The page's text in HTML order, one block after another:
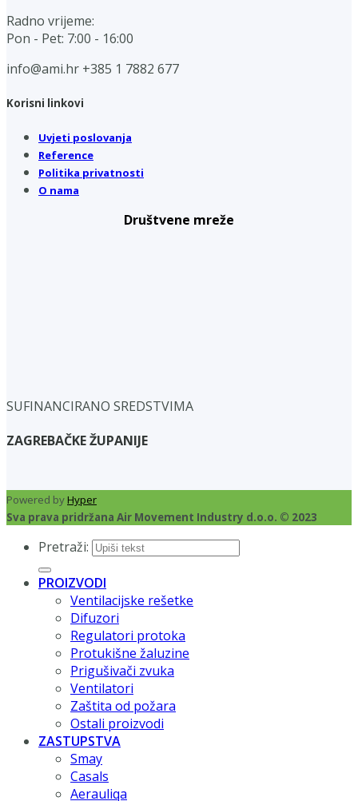
Radno vrijeme:
Pon - Pet: 7:00 - 16:00
info@ami.hr +385 1 7882 677
Korisni linkovi
Uvjeti poslovanja
Reference
Politika privatnosti
O nama
Društvene mreže
SUFINANCIRANO SREDSTVIMA
ZAGREBAČKE ŽUPANIJE
Powered byHyper
Sva prava pridržana Air Movement Industry d.o.o. © 2023
Pretraži:
PROIZVODI
Ventilacijske rešetke
Difuzori
Regulatori protoka
Protukišne žaluzine
Prigušivači zvuka
Ventilatori
Zaštita od požara
Ostali proizvodi
ZASTUPSTVA
Smay
Casals
Aerauliqa